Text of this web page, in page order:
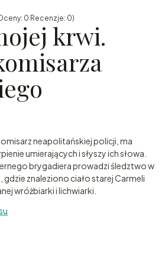
0 Recenzje: 0)
krwi.
neapolitańskiej policji, ma
umierających i słyszy ich słowa.
brygadiera prowadzi śledztwo w
znaleziono ciało starej Carmeli
wróżbiarki i lichwiarki.